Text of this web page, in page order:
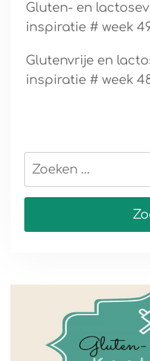
Gluten- en
inspiratie # week
Glutenvrije en
inspiratie # week
Zoeken